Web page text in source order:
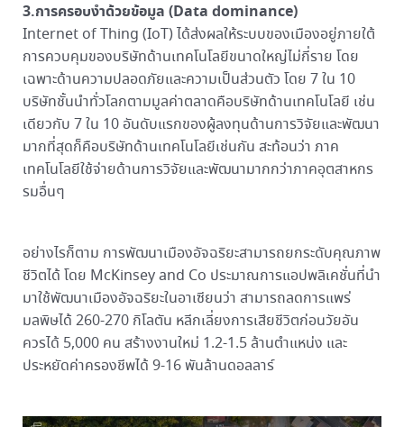
3.การครอบงำด้วยข้อมูล (Data dominance)
Internet of Thing (IoT) ได้ส่งผลให้ระบบของเมืองอยู่ภายใต้
การควบคุมของบริษัทด้านเทคโนโลยีขนาดใหญ่ไม่กี่ราย โดย
เฉพาะด้านความปลอดภัยและความเป็นส่วนตัว โดย 7 ใน 10
บริษัทชั้นนำทั่วโลกตามมูลค่าตลาดคือบริษัทด้านเทคโนโลยี เช่น
เดียวกับ 7 ใน 10 อันดับแรกของผู้ลงทุนด้านการวิจัยและพัฒนา
มากที่สุดก็คือบริษัทด้านเทคโนโลยีเช่นกัน สะท้อนว่า ภาค
เทคโนโลยีใช้จ่ายด้านการวิจัยและพัฒนามากกว่าภาคอุตสาหกร
รมอื่นๆ
อย่างไรก็ตาม การพัฒนาเมืองอัจฉริยะสามารถยกระดับคุณภาพ
ชีวิตได้ โดย McKinsey and Co ประมาณการแอปพลิเคชั่นที่นำ
มาใช้พัฒนาเมืองอัจฉริยะในอาเซียนว่า สามารถลดการแพร่
มลพิษได้ 260-270 กิโลตัน หลีกเลี่ยงการเสียชีวิตก่อนวัยอัน
ควรได้ 5,000 คน สร้างงานใหม่ 1.2-1.5 ล้านตำแหน่ง และ
ประหยัดค่าครองชีพได้ 9-16 พันล้านดอลลาร์